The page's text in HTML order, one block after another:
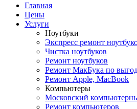
Главная
Цены
Услуги
Ноутбуки
Экспресс ремонт
Чистка ноутбуков
Ремонт ноутбуков
Ремонт МакБука по
Ремонт Apple, MacBook
Компьютеры
Московский
Ремонт компьютеров